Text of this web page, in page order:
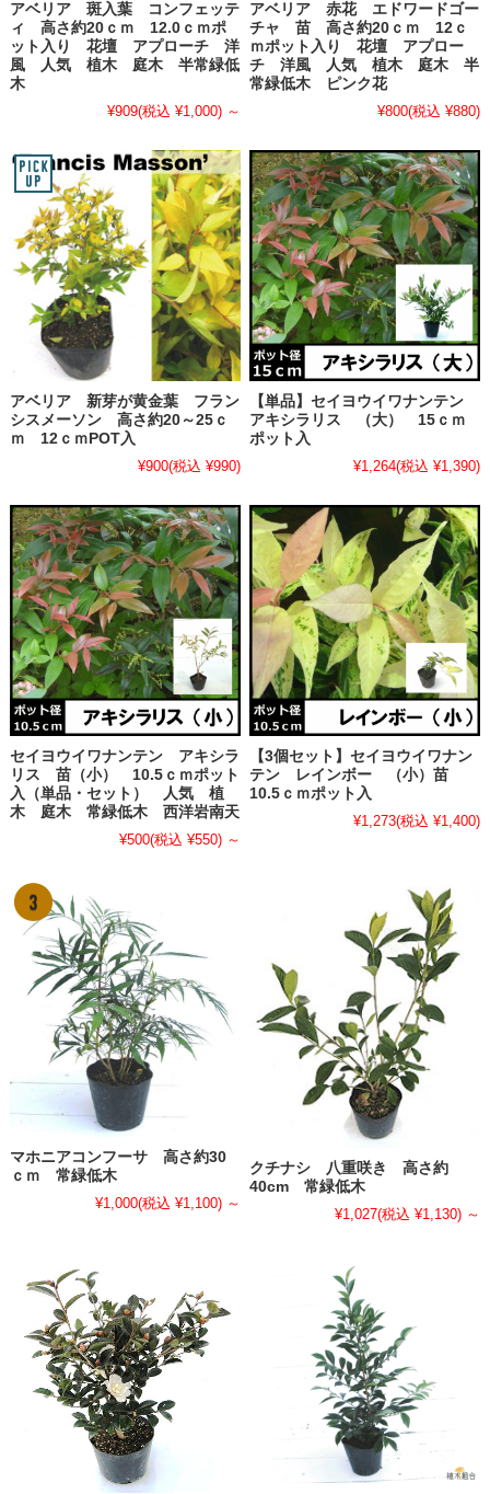
アベリア 斑入葉 コンフェッテ
ィ 高さ約20ｃｍ 12.0ｃｍポ
ット入り 花壇 アプローチ 洋
風 人気 植木 庭木 半常緑低
木
¥909(税込 ¥1,000) ～
アベリア 赤花 エドワードゴー
チャ 苗 高さ約20ｃｍ 12ｃ
ｍポット入り 花壇 アプロー
チ 洋風 人気 植木 庭木 半
常緑低木 ピンク花
¥800(税込 ¥880)
アベリア 新芽が黄金葉 フラン
シスメーソン 高さ約20～25ｃ
ｍ 12ｃｍPOT入
¥900(税込 ¥990)
【単品】セイヨウイワナンテン
アキシラリス （大） 15ｃｍ
ポット入
¥1,264(税込 ¥1,390)
セイヨウイワナンテン アキシラ
リス 苗（小） 10.5ｃｍポット
入（単品・セット） 人気 植
木 庭木 常緑低木 西洋岩南天
¥500(税込 ¥550) ～
【3個セット】セイヨウイワナン
テン レインボー （小）苗
10.5ｃｍポット入
¥1,273(税込 ¥1,400)
マホニアコンフーサ 高さ約30
ｃｍ 常緑低木
¥1,000(税込 ¥1,100) ～
クチナシ 八重咲き 高さ約
40cm 常緑低木
¥1,027(税込 ¥1,130) ～